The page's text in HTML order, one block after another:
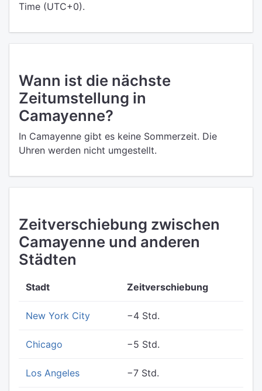
Time (UTC+0).
Wann ist die nächste
Zeitumstellung in
Camayenne?
In Camayenne gibt es keine Sommerzeit. Die
Uhren werden nicht umgestellt.
Zeitverschiebung zwischen
Camayenne und anderen
Städten
Stadt Zeitverschiebung
New York City −4 Std.
Chicago −5 Std.
Los Angeles −7 Std.